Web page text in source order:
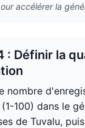
accélérer la
: Définir la
nombre
100) dans le
de Tuvalu,